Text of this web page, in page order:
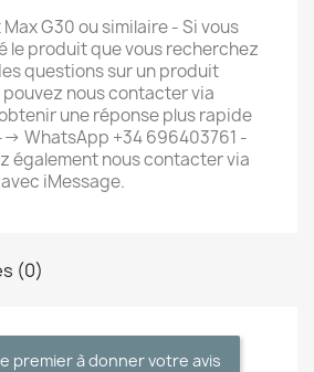
G30 ou similaire - Si vous
le produit que vous recherchez
questions sur un produit
nous contacter via
une réponse plus rapide
> WhatsApp +34 696403761 -
également nous contacter via
iMessage.
(0)
premier à donner votre avis